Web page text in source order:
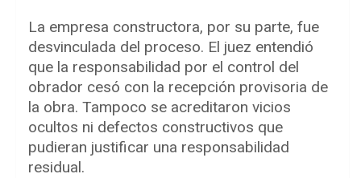
La empresa constructora, por su parte, fue
desvinculada del proceso. El juez entendió
que la responsabilidad por el control del
obrador cesó con la recepción provisoria de
la obra. Tampoco se acreditaron vicios
ocultos ni defectos constructivos que
pudieran justificar una responsabilidad
residual.